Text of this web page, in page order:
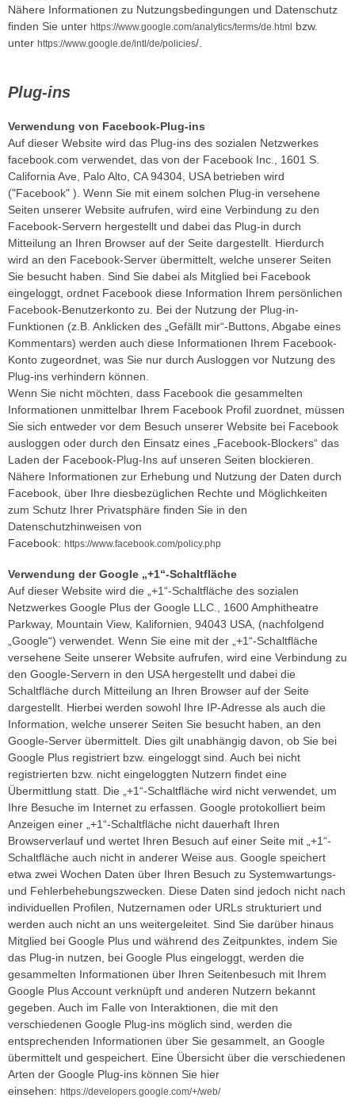
Nähere Informationen zu Nutzungsbedingungen und Datenschutz
finden Sie unter https://www.google.com/analytics/terms/de.html bzw.
unter https://www.google.de/intl/de/policies/.
Plug-ins
Verwendung von Facebook-Plug-ins
Auf dieser Website wird das Plug-ins des sozialen Netzwerkes
facebook.com verwendet, das von der Facebook Inc., 1601 S.
California Ave, Palo Alto, CA 94304, USA betrieben wird
("Facebook" ). Wenn Sie mit einem solchen Plug-in versehene
Seiten unserer Website aufrufen, wird eine Verbindung zu den
Facebook-Servern hergestellt und dabei das Plug-in durch
Mitteilung an Ihren Browser auf der Seite dargestellt. Hierdurch
wird an den Facebook-Server übermittelt, welche unserer Seiten
Sie besucht haben. Sind Sie dabei als Mitglied bei Facebook
eingeloggt, ordnet Facebook diese Information Ihrem persönlichen
Facebook-Benutzerkonto zu. Bei der Nutzung der Plug-in-
Funktionen (z.B. Anklicken des „Gefällt mir“-Buttons, Abgabe eines
Kommentars) werden auch diese Informationen Ihrem Facebook-
Konto zugeordnet, was Sie nur durch Ausloggen vor Nutzung des
Plug-ins verhindern können.
Wenn Sie nicht möchten, dass Facebook die gesammelten
Informationen unmittelbar Ihrem Facebook Profil zuordnet, müssen
Sie sich entweder vor dem Besuch unserer Website bei Facebook
ausloggen oder durch den Einsatz eines „Facebook-Blockers“ das
Laden der Facebook-Plug-Ins auf unseren Seiten blockieren.
Nähere Informationen zur Erhebung und Nutzung der Daten durch
Facebook, über Ihre diesbezüglichen Rechte und Möglichkeiten
zum Schutz Ihrer Privatsphäre finden Sie in den
Datenschutzhinweisen von
Facebook: https://www.facebook.com/policy.php
Verwendung der Google „+1“-Schaltfläche
Auf dieser Website wird die „+1“-Schaltfläche des sozialen
Netzwerkes Google Plus der Google LLC., 1600 Amphitheatre
Parkway, Mountain View, Kalifornien, 94043 USA, (nachfolgend
„Google“) verwendet. Wenn Sie eine mit der „+1“-Schaltfläche
versehene Seite unserer Website aufrufen, wird eine Verbindung zu
den Google-Servern in den USA hergestellt und dabei die
Schaltfläche durch Mitteilung an Ihren Browser auf der Seite
dargestellt. Hierbei werden sowohl Ihre IP-Adresse als auch die
Information, welche unserer Seiten Sie besucht haben, an den
Google-Server übermittelt. Dies gilt unabhängig davon, ob Sie bei
Google Plus registriert bzw. eingeloggt sind. Auch bei nicht
registrierten bzw. nicht eingeloggten Nutzern findet eine
Übermittlung statt. Die „+1“-Schaltfläche wird nicht verwendet, um
Ihre Besuche im Internet zu erfassen. Google protokolliert beim
Anzeigen einer „+1“-Schaltfläche nicht dauerhaft Ihren
Browserverlauf und wertet Ihren Besuch auf einer Seite mit „+1“-
Schaltfläche auch nicht in anderer Weise aus. Google speichert
etwa zwei Wochen Daten über Ihren Besuch zu Systemwartungs-
und Fehlerbehebungszwecken. Diese Daten sind jedoch nicht nach
individuellen Profilen, Nutzernamen oder URLs strukturiert und
werden auch nicht an uns weitergeleitet. Sind Sie darüber hinaus
Mitglied bei Google Plus und während des Zeitpunktes, indem Sie
das Plug-in nutzen, bei Google Plus eingeloggt, werden die
gesammelten Informationen über Ihren Seitenbesuch mit Ihrem
Google Plus Account verknüpft und anderen Nutzern bekannt
gegeben. Auch im Falle von Interaktionen, die mit den
verschiedenen Google Plug-ins möglich sind, werden die
entsprechenden Informationen über Sie gesammelt, an Google
übermittelt und gespeichert. Eine Übersicht über die verschiedenen
Arten der Google Plug-ins können Sie hier
einsehen: https://developers.google.com/+/web/